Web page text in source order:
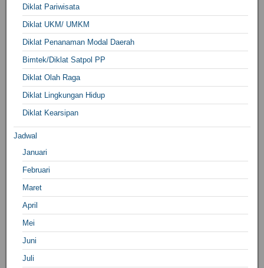
Diklat Pariwisata
Diklat UKM/ UMKM
Diklat Penanaman Modal Daerah
Bimtek/Diklat Satpol PP
Diklat Olah Raga
Diklat Lingkungan Hidup
Diklat Kearsipan
Jadwal
Januari
Februari
Maret
April
Mei
Juni
Juli